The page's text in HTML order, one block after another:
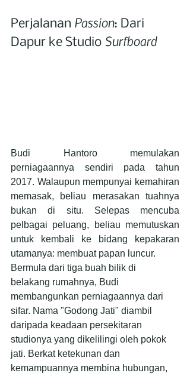
Perjalanan Passion: Dari
Dapur ke Studio Surfboard
Budi Hantoro memulakan
perniagaannya sendiri pada tahun
2017. Walaupun mempunyai kemahiran
memasak, beliau merasakan tuahnya
bukan di situ. Selepas mencuba
pelbagai peluang, beliau memutuskan
untuk kembali ke bidang kepakaran
utamanya: membuat papan luncur.
Bermula dari tiga buah bilik di
belakang rumahnya, Budi
membangunkan perniagaannya dari
sifar. Nama "Godong Jati" diambil
daripada keadaan persekitaran
studionya yang dikelilingi oleh pokok
jati. Berkat ketekunan dan
kemampuannya membina hubungan,